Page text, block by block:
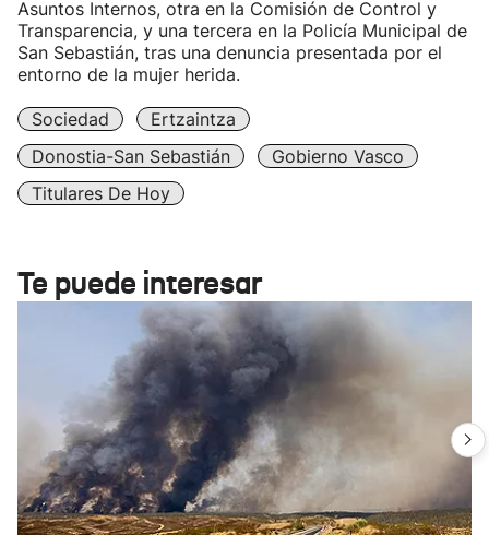
Asuntos Internos, otra en la Comisión de Control y
Transparencia, y una tercera en la Policía Municipal de
San Sebastián, tras una denuncia presentada por el
entorno de la mujer herida.
Sociedad
Ertzaintza
Donostia-San Sebastián
Gobierno Vasco
Titulares De Hoy
Te puede interesar